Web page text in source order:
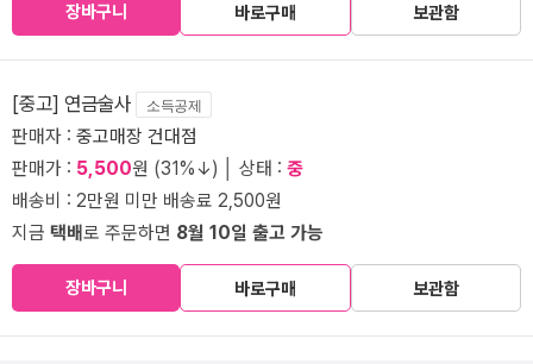
장바구니 바로구매 보관함
[중고] 연금술사 소득공제
판매자 : 중고매장 건대점
판매가 : 5,500원 (31%↓) │ 상태 : 중
배송비 : 2만원 미만 배송료 2,500원
지금 택배로 주문하면 8월 10일 출고 가능
장바구니 바로구매 보관함